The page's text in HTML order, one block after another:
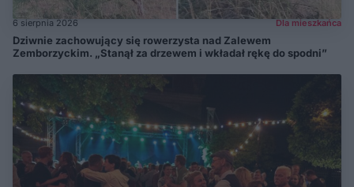
6 sierpnia 2026 Dla mieszkańca
Dziwnie zachowujący się rowerzysta nad Zalewem
Zemborzyckim. „Stanął za drzewem i wkładał rękę do spodni”